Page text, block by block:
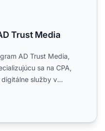
Trust Media
AD Trust Media,
sa na CPA,
digitálne služby v